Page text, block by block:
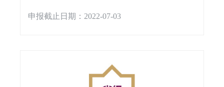
申报截止日期：2022-07-03